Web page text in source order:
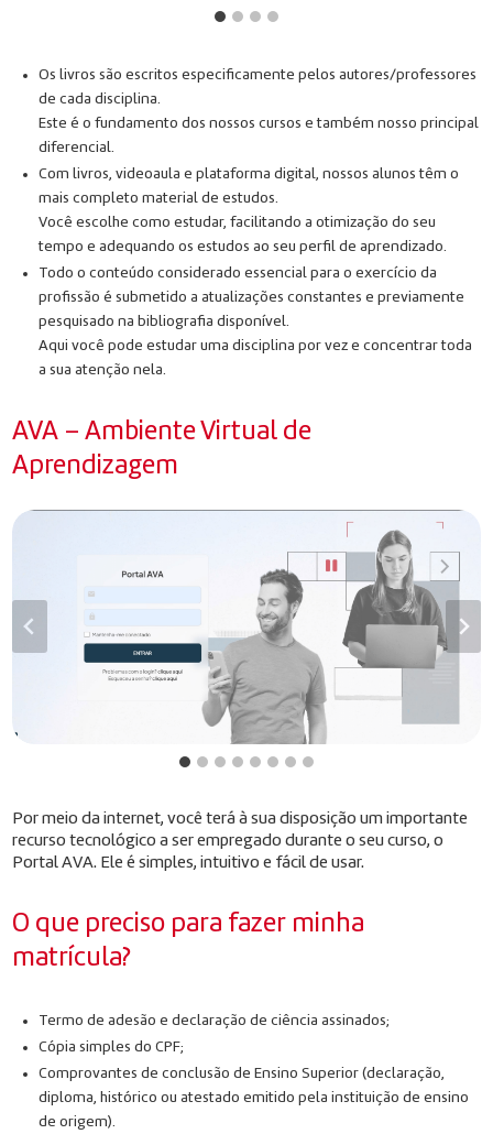
Os livros são escritos especificamente pelos autores/professores
de cada disciplina.
Este é o fundamento dos nossos cursos e também nosso principal
diferencial.
Com livros, videoaula e plataforma digital, nossos alunos têm o
mais completo material de estudos.
Você escolhe como estudar, facilitando a otimização do seu
tempo e adequando os estudos ao seu perfil de aprendizado.
Todo o conteúdo considerado essencial para o exercício da
profissão é submetido a atualizações constantes e previamente
pesquisado na bibliografia disponível.
Aqui você pode estudar uma disciplina por vez e concentrar toda
a sua atenção nela.
AVA – Ambiente Virtual de
Aprendizagem
Por meio da internet, você terá à sua disposição um importante
recurso tecnológico a ser empregado durante o seu curso, o
Portal AVA. Ele é simples, intuitivo e fácil de usar.
O que preciso para fazer minha
matrícula?
Termo de adesão e declaração de ciência assinados;
Cópia simples do CPF;
Comprovantes de conclusão de Ensino Superior (declaração,
diploma, histórico ou atestado emitido pela instituição de ensino
de origem).